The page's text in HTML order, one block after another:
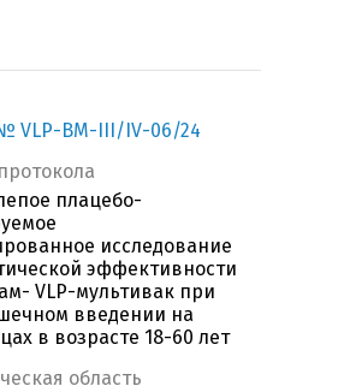
VLP-ВМ-III/IV-06/24
плацебо-
исследование
эффективности
VLP-мультивак при
введении на
в возрасте 18-60 лет
область